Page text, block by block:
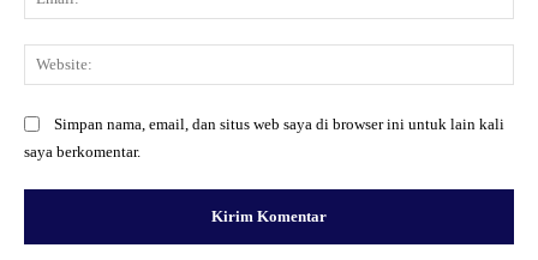
Simpan nama, email, dan situs web saya di browser ini untuk lain kali
saya berkomentar.